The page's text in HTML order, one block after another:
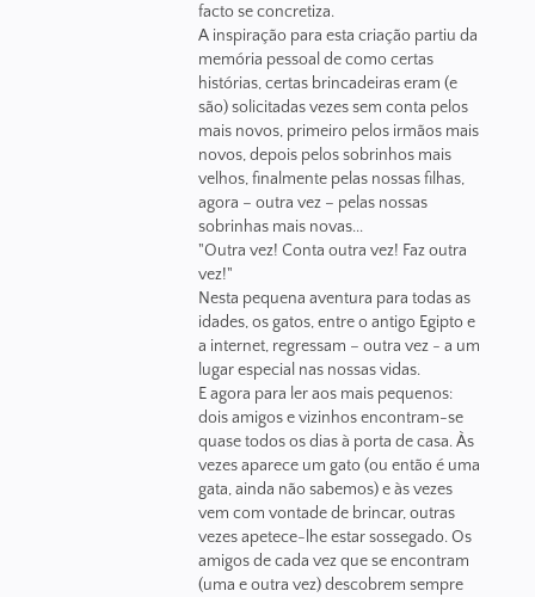
facto se concretiza.
A inspiração para esta criação partiu da
memória pessoal de como certas
histórias, certas brincadeiras eram (e
são) solicitadas vezes sem conta pelos
mais novos, primeiro pelos irmãos mais
novos, depois pelos sobrinhos mais
velhos, finalmente pelas nossas filhas,
agora – outra vez – pelas nossas
sobrinhas mais novas...
"Outra vez! Conta outra vez! Faz outra
vez!"
Nesta pequena aventura para todas as
idades, os gatos, entre o antigo Egipto e
a internet, regressam – outra vez - a um
lugar especial nas nossas vidas.
E agora para ler aos mais pequenos:
dois amigos e vizinhos encontram-se
quase todos os dias à porta de casa. Às
vezes aparece um gato (ou então é uma
gata, ainda não sabemos) e às vezes
vem com vontade de brincar, outras
vezes apetece-lhe estar sossegado. Os
amigos de cada vez que se encontram
(uma e outra vez) descobrem sempre